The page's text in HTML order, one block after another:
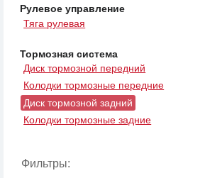
Рулевое управление
Тяга рулевая
Тормозная система
Диск тормозной передний
Колодки тормозные передние
Диск тормозной задний
Колодки тормозные задние
Фильтры: